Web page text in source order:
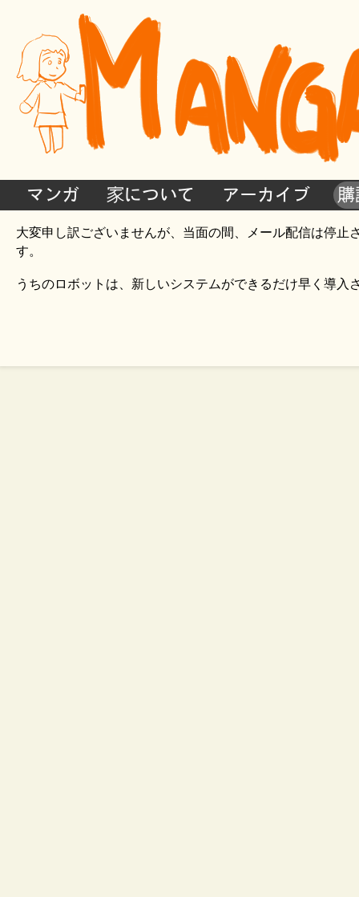
マンガ 家について アーカイブ
大変申し訳ございませんが、当面の間、メール配信は停
す。
うちのロボットは、新しいシステムができるだけ早く導入